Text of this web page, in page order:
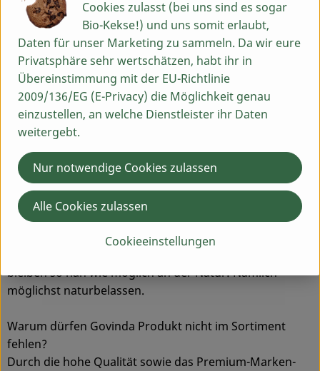
steht bei uns an erster Stelle. Unsere Qualitätssicherung
nimmt daher auch eine Schlüsselposition in unserem
Unternehmen ein. Unser erfahrenes Team führt
intensive Rohwarenkontrollen durch. Dies macht sich
im Aussehen (Farbe, Textur, etc.), der Reinheit und dem
Geschmack unserer Produkte bemerkbar.
Vergleichsprodukte sind oftmals günstiger, doch zahlt
sich unsere Qualität immer aus.
Dafür sind wir schon seit über 30 Jahre im Fachhandel
bekannt und haben uns als Premium Produkt Marke
etabliert. Auch durch unsere Herstellungsverfahren, bei
denen wir auf eine minimale Verarbeitung sowie
Temperatureinfluss achten, haben wir uns schon immer
bleiben so nah wie möglich an der Natur: Nämlich
möglichst naturbelassen.
Warum dürfen Govinda Produkt nicht im Sortiment
fehlen?
Durch die hohe Qualität sowie das Premium-Marken-
Cookies zulasst (bei uns sind es sogar
Bio-Kekse!) und uns somit erlaubt,
Daten für unser Marketing zu sammeln. Da wir eure
Privatsphäre sehr wertschätzen, habt ihr in
Übereinstimmung mit der EU-Richtlinie
2009/136/EG (E-Privacy) die Möglichkeit genau
einzustellen, an welche Dienstleister ihr Daten
weitergebt.
Cookieeinstellungen
Nur notwendige Cookies zulassen
Alle Cookies zulassen